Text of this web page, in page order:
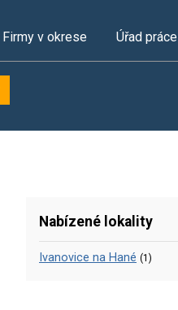
Firmy v okrese Úřad práce
Nabízené lokality
Ivanovice na Hané (1)